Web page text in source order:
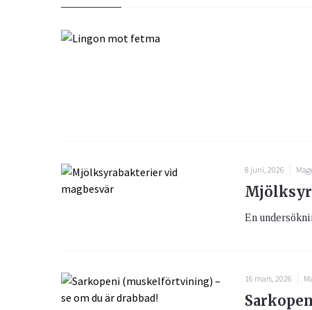
8 juni, 2026
En
16 mars, 2026